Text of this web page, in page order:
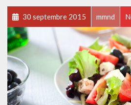
30 septembre 2015 mmnd